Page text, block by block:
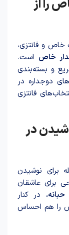
را از
خا‌ص و فانتزی،
خا‌ص است.
و بسته‌بندی
دوجداره در
فانتزی
در
برای نوشیدن
برای عاشقان
حبانه، در کنار
را هم احساس